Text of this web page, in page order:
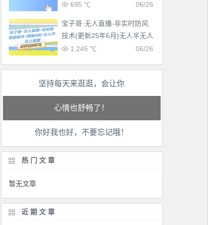
06/26
695 ℃
宝子哥·无人直播-非实时防风
技术(更新25年6月)无人半无人
直播
06/26
1,245 ℃
坚持每天来逛逛，会让你
工作也轻松了！
生活也美好了！
心情也舒畅了！
走路也有劲了！
腰也不酸了！
你好我也好，不要忘记哦！
热门文章
暂无文章
近期文章